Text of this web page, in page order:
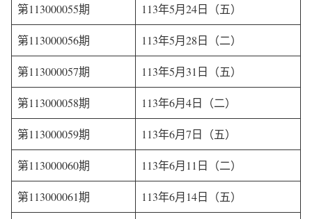
第113000055期 113年5月24日（五）
第113000056期 113年5月28日（二）
第113000057期 113年5月31日（五）
第113000058期 113年6月4日（二）
第113000059期 113年6月7日（五）
第113000060期 113年6月11日（二）
第113000061期 113年6月14日（五）